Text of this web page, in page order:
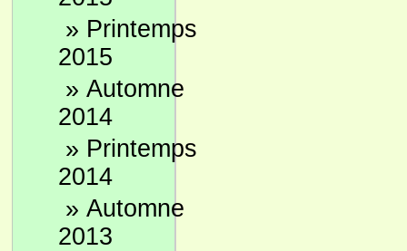
» Printemps
2015
» Automne
2014
» Printemps
2014
» Automne
2013